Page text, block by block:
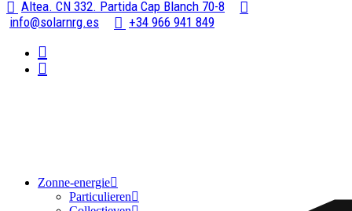
Altea. CN 332. Partida Cap Blanch 70-8
info@solarnrg.es
+34 966 941 849
Zonne-energie
Particulieren